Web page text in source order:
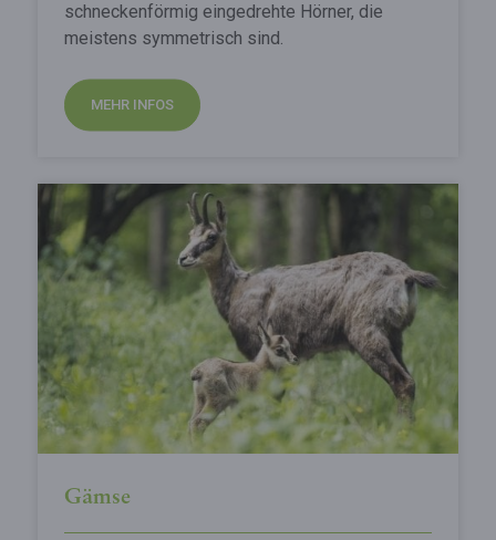
schneckenförmig eingedrehte Hörner, die
meistens symmetrisch sind.
MEHR INFOS
Gämse